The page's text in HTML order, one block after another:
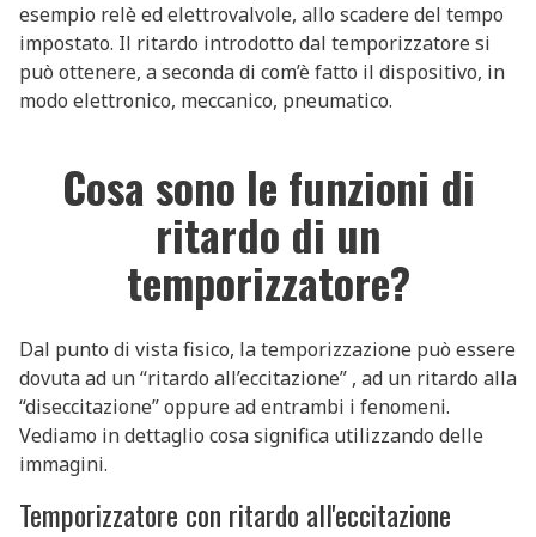
esempio relè ed elettrovalvole, allo scadere del tempo
impostato. Il ritardo introdotto dal temporizzatore si
può ottenere, a seconda di com’è fatto il dispositivo, in
modo elettronico, meccanico, pneumatico.
Cosa sono le funzioni di
ritardo di un
temporizzatore?
Dal punto di vista fisico, la temporizzazione può essere
dovuta ad un “ritardo all’eccitazione” , ad un ritardo alla
“diseccitazione” oppure ad entrambi i fenomeni.
Vediamo in dettaglio cosa significa utilizzando delle
immagini.
Temporizzatore con ritardo all'eccitazione